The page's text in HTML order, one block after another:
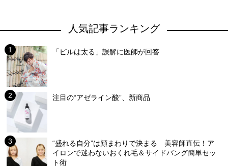
人気記事ランキング
「ピルは太る」誤解に医師が回答
注目の“アゼライン酸”、新商品
“盛れる自分”は顔まわりで決まる 美容師直伝！ア
イロンで迷わないおくれ毛＆サイドバング簡単セッ
ト術